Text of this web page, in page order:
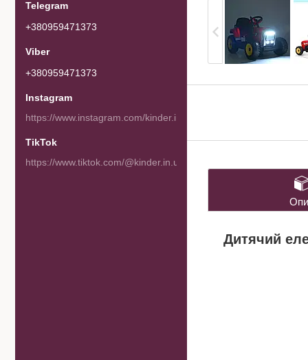
Дитячий
+380959471373
+380959471373
Instagram
https://www.instagram.com/kinder.in.ua/
TikTok
https://www.tiktok.com/@kinder.in.ua